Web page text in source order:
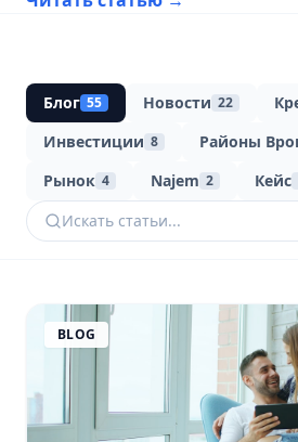
Блог 55 Новости 22
Инвестиции 8 Районы
Рынок 4 Najem 2 Кейс
BLOG